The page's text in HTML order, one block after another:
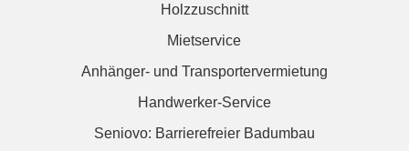
Holzzuschnitt
Mietservice
Anhänger- und Transportervermietung
Handwerker-Service
Seniovo: Barrierefreier Badumbau